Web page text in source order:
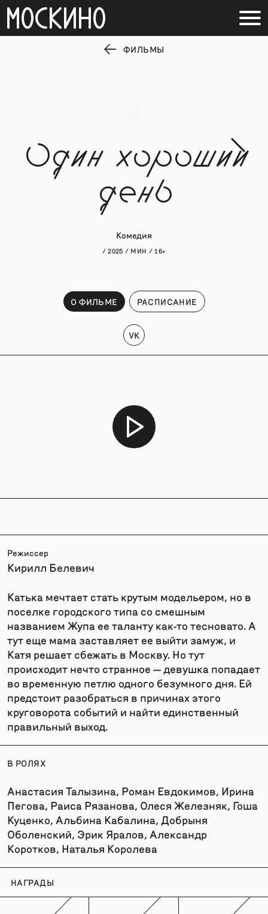
ФИЛЬМЫ
Один хороший
день
Комедия
/ 2025 / МИН / 16+
О ФИЛЬМЕ РАСПИСАНИЕ
VK
Режиссер
Кирилл Белевич
Катька мечтает стать крутым модельером, но в
поселке городского типа со смешным
названием Жупа ее таланту как-то тесновато. А
тут еще мама заставляет ее выйти замуж, и
Катя решает сбежать в Москву. Но тут
происходит нечто странное — девушка попадает
во временную петлю одного безумного дня. Ей
предстоит разобраться в причинах этого
круговорота событий и найти единственный
правильный выход.
В РОЛЯХ
Анастасия Талызина, Роман Евдокимов, Ирина
Пегова, Раиса Рязанова, Олеся Железняк, Гоша
Куценко, Альбина Кабалина, Добрыня
Оболенский, Эрик Яралов, Александр
Коротков, Наталья Королева
НАГРАДЫ